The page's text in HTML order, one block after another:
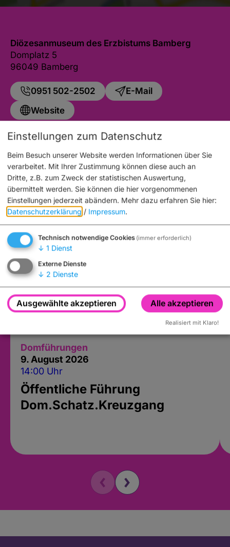
Diözesanmuseum des Erzbistums Bamberg
Domplatz 5
96049 Bamberg
0951 502-2502
E-Mail
Website
Auch an diesem Ort
Domführungen
9. August 2026
14:00 Uhr
Öffentliche Führung
Dom.Schatz.Kreuzgang
Einstellungen zum Datenschutz
Beim Besuch unserer Website werden Informationen über Sie
verarbeitet. Mit Ihrer Zustimmung können diese auch an
Dritte, z.B. zum Zweck der statistischen Auswertung,
übermittelt werden. Sie können die hier vorgenommenen
Einstellungen jederzeit abändern. Mehr dazu erfahren Sie hier:
Datenschutzerklärung / Impressum.
Technisch notwendige Cookies (immer erforderlich)
↓ 1 Dienst
Externe Dienste
↓ 2 Dienste
Ausgewählte akzeptieren Alle akzeptieren
Realisiert mit Klaro!